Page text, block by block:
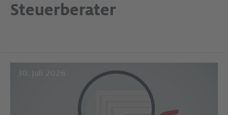
Steuerberater
30. Juli 2026